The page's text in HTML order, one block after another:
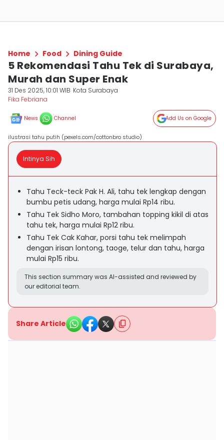
Home Food Dining Guide
5 Rekomendasi Tahu Tek di Surabaya,
Murah dan Super Enak
31 Des 2025, 10:01 WIB Kota Surabaya
Fika Febriana
News Channel Add Us on Google
ilustrasi tahu putih (pexels.com/cottonbro studio)
Intinya Sih
Tahu Teck-teck Pak H. Ali, tahu tek lengkap dengan
bumbu petis udang, harga mulai Rp14 ribu.
Tahu Tek Sidho Moro, tambahan topping kikil di atas
tahu tek, harga mulai Rp12 ribu.
Tahu Tek Cak Kahar, porsi tahu tek melimpah
dengan irisan lontong, taoge, telur dan tahu, harga
mulai Rp15 ribu.
This section summary was AI-assisted and reviewed by
our editorial team.
Share Article